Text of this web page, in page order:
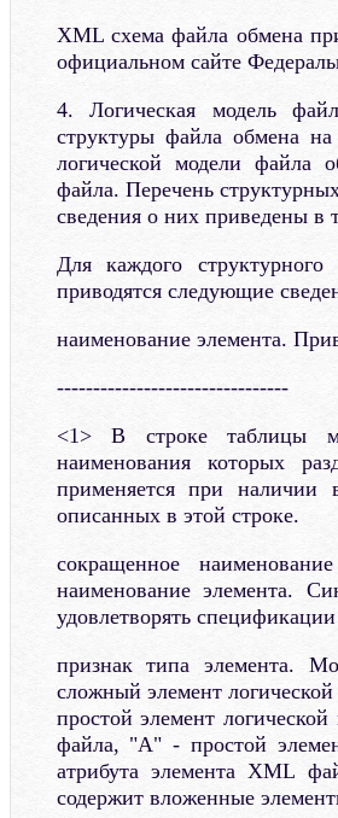
XML схема файла обмена
официальном сайте
4. Логическая модель
структуры файла обмена
логической модели файла
файла. Перечень
сведения о них приведены в
Для каждого
приводятся следующие
наименование элемента.
--------------------------------
<1> В строке таблицы
наименования которых
применяется при наличии
описанных в этой строке.
сокращенное
наименование элемента.
удовлетворять
признак типа элемента.
сложный элемент
простой элемент
файла, "А" - простой
атрибута элемента XML
содержит вложенные